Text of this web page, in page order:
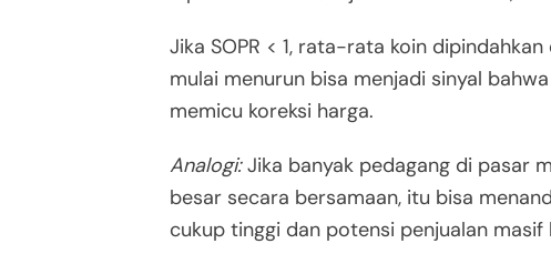
Jika SOPR < 1, rata-rata koin
mulai menurun bisa menjadi sinyal
memicu koreksi harga.
Analogi:Jika banyak pedagang di pasar
besar secara bersamaan, itu bisa
cukup tinggi dan potensi penjualan masif